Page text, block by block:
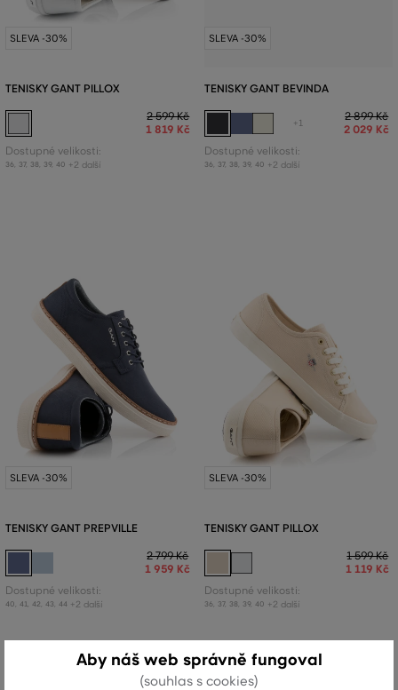
SLEVA -30%
TENISKY GANT PILLOX
2 599 Kč
1 819 Kč
Dostupné velikosti:
36 37, 38 39, 40 +2 další
SLEVA -30%
TENISKY GANT BEVINDA
+1
2 899 Kč
2 029 Kč
Dostupné velikosti:
36 37, 38 39, 40 +2 další
SLEVA -30%
TENISKY GANT PREPVILLE
2 799 Kč
1 959 Kč
Dostupné velikosti:
40 41, 42 43 44 +2 další
SLEVA -30%
TENISKY GANT PILLOX
1 599 Kč
1 119 Kč
Dostupné velikosti:
36 37, 38 39, 40 +2 další
Aby náš web správně fungoval
(souhlas s cookies)